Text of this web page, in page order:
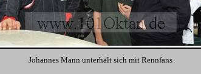
Johannes Mann unterhält sich mit Rennfans